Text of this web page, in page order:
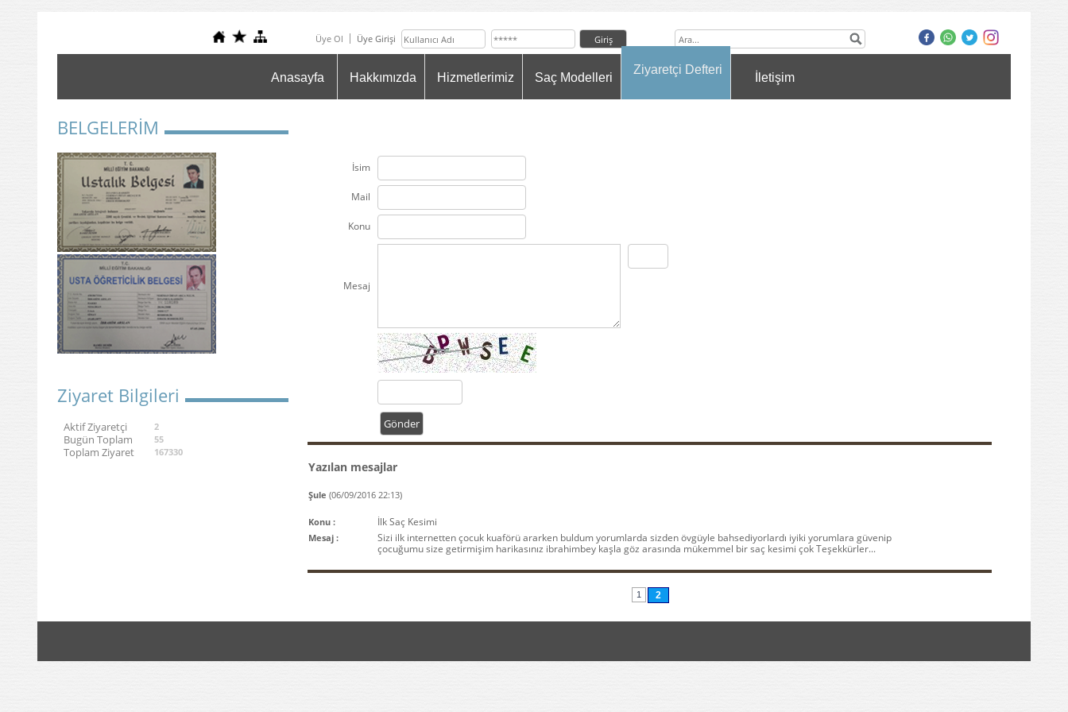
Üye Ol Üye Girişi
Anasayfa Hakkımızda Hizmetlerimiz Saç Modelleri
Ziyaretçi Defteri
İletişim
BELGELERİM
Ziyaret Bilgileri
Aktif Ziyaretçi 2
Bugün Toplam 55
Toplam Ziyaret 167330
İsim
Mail
Konu
Mesaj
Yazılan mesajlar
Şule (06/09/2016 22:13)
Konu : İlk Saç Kesimi
Mesaj :
Sizi ilk internetten çocuk kuaförü ararken buldum yorumlarda sizden övgüyle bahsediyorlardı iyiki yorumlara güvenip
çocuğumu size getirmişim harikasınız ibrahimbey kaşla göz arasında mükemmel bir saç kesimi çok Teşekkürler...
1 2